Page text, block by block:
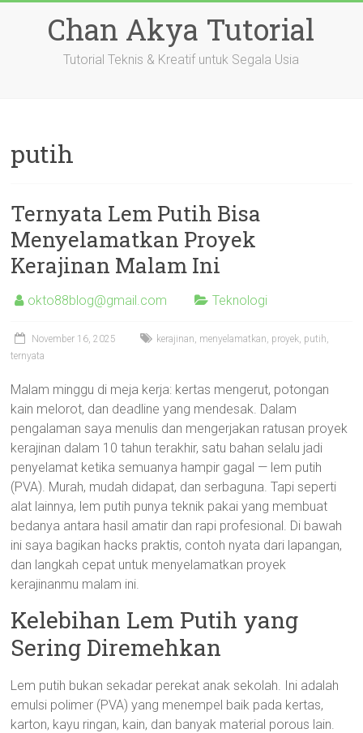
Chan Akya Tutorial
Tutorial Teknis & Kreatif untuk Segala Usia
putih
Ternyata Lem Putih Bisa
Menyelamatkan Proyek
Kerajinan Malam Ini
okto88blog@gmail.com Teknologi
November 16, 2025 kerajinan, menyelamatkan, proyek, putih,
ternyata
Malam minggu di meja kerja: kertas mengerut, potongan
kain melorot, dan deadline yang mendesak. Dalam
pengalaman saya menulis dan mengerjakan ratusan proyek
kerajinan dalam 10 tahun terakhir, satu bahan selalu jadi
penyelamat ketika semuanya hampir gagal — lem putih
(PVA). Murah, mudah didapat, dan serbaguna. Tapi seperti
alat lainnya, lem putih punya teknik pakai yang membuat
bedanya antara hasil amatir dan rapi profesional. Di bawah
ini saya bagikan hacks praktis, contoh nyata dari lapangan,
dan langkah cepat untuk menyelamatkan proyek
kerajinanmu malam ini.
Kelebihan Lem Putih yang
Sering Diremehkan
Lem putih bukan sekadar perekat anak sekolah. Ini adalah
emulsi polimer (PVA) yang menempel baik pada kertas,
karton, kayu ringan, kain, dan banyak material porous lain.